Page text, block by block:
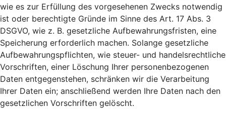
wie es zur Erfüllung des vorgesehenen Zwecks notwendig
ist oder berechtigte Gründe im Sinne des Art. 17 Abs. 3
DSGVO, wie z. B. gesetzliche Aufbewahrungsfristen, eine
Speicherung erforderlich machen. Solange gesetzliche
Aufbewahrungspflichten, wie steuer- und handelsrechtliche
Vorschriften, einer Löschung Ihrer personenbezogenen
Daten entgegenstehen, schränken wir die Verarbeitung
Ihrer Daten ein; anschließend werden Ihre Daten nach den
gesetzlichen Vorschriften gelöscht.